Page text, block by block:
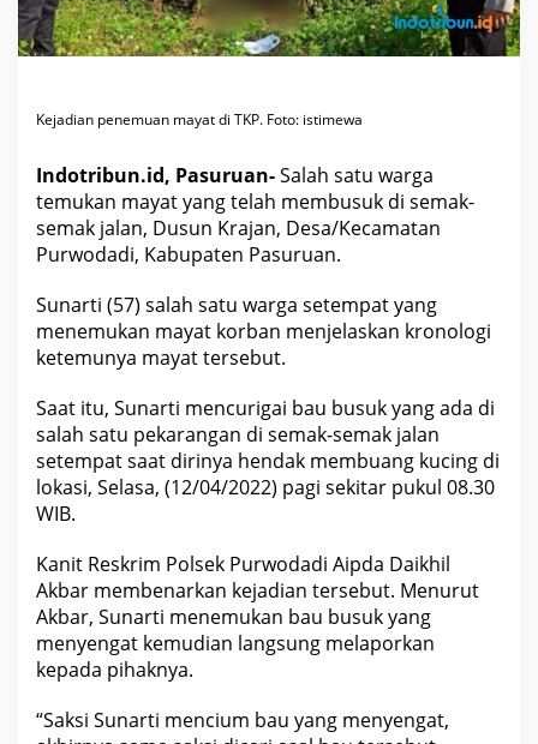
a
t
M
u
k
,
D
i
d
u
M
a
h
a
s
s
w
a
U
B
a
T
u
l
n
g
a
g
g
Kejadian penemuan mayat di TKP. Foto: istimewa
Indotribun.id, Pasuruan-Salah satu warga
temukan mayat yang telah membusuk di semak-
semak jalan, Dusun Krajan, Desa/Kecamatan
Purwodadi, Kabupaten Pasuruan.
Sunarti (57) salah satu warga setempat yang
menemukan mayat korban menjelaskan kronologi
ketemunya mayat tersebut.
Saat itu, Sunarti mencurigai bau busuk yang ada di
salah satu pekarangan di semak-semak jalan
setempat saat dirinya hendak membuang kucing di
lokasi, Selasa, (12/04/2022) pagi sekitar pukul 08.30
WIB.
Kanit Reskrim Polsek Purwodadi Aipda Daikhil
Akbar membenarkan kejadian tersebut. Menurut
Akbar, Sunarti menemukan bau busuk yang
menyengat kemudian langsung melaporkan
kepada pihaknya.
“Saksi Sunarti mencium bau yang menyengat,